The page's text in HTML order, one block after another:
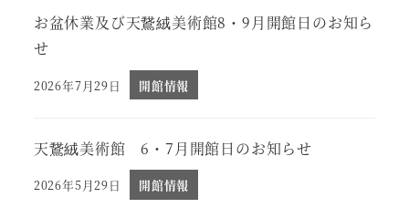
お盆休業及び天鵞絨美術館8・9月開館日のお知ら
せ
投稿日
2026年7月29日 開館情報
天鵞絨美術館 6・7月開館日のお知らせ
投稿日
2026年5月29日 開館情報